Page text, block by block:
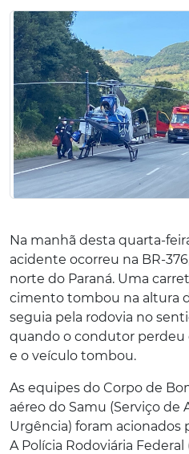
Na manhã desta quarta-
acidente ocorreu na BR-
norte do Paraná. Uma
cimento tombou na altura
seguia pela rodovia no
quando o condutor perdeu
e o veículo tombou.
As equipes do Corpo de
aéreo do Samu (Serviço
Urgência) foram acionados
A Polícia Rodoviária